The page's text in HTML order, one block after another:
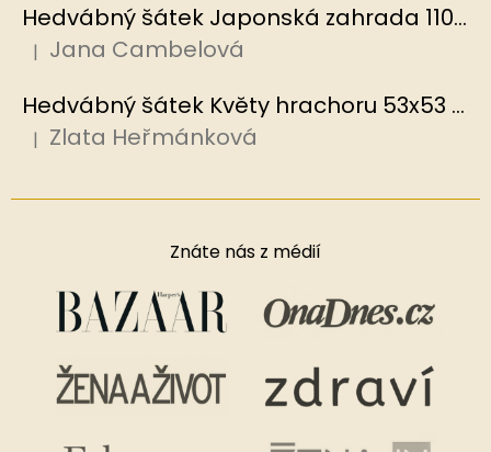
Hedvábný šátek Japonská zahrada 110x110 cm v dárkovém balení, HEDVÁBNÝ SVĚT
Hodnocení produktu je 5 z 5 hvězdiček.
| Jana Cambelová
Hedvábný šátek Květy hrachoru 53x53 cm v dárkovém balení, HEDVÁBNÝ SVĚT
Hodnocení produktu je 5 z 5 hvězdiček.
| Zlata Heřmánková
Znáte nás z médií